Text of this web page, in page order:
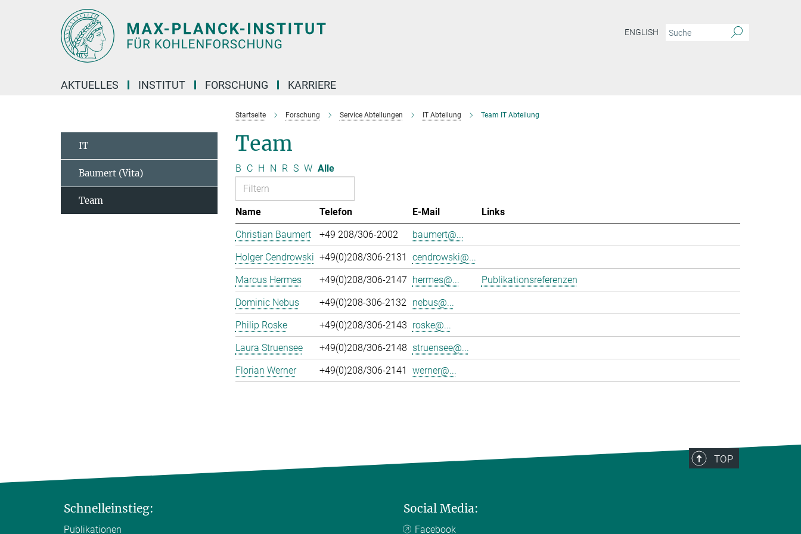
ENGLISH
AKTUELLES INSTITUT FORSCHUNG KARRIERE
Startseite Forschung Service Abteilungen IT Abteilung Team IT Abteilung
Team
B C H N R S W Alle
Name Telefon E-Mail
Links
Christian Baumert
+49 208/306-2002
baumert@...
Holger Cendrowski +49(0)208/306-2131
cendrowski@...
Marcus Hermes
+49(0)208/306-2147 hermes@...
Publikationsreferenzen
Dominic Nebus
+49(0)208-306-2132
nebus@...
Philip Roske
+49(0)208/306-2143 roske@...
Laura Struensee
+49(0)208/306-2148 struensee@...
Florian Werner
+49(0)208/306-2141 werner@...
IT
Baumert (Vita)
Team
TOP
Schnelleinstieg:
Publikationen
Social Media:
Facebook